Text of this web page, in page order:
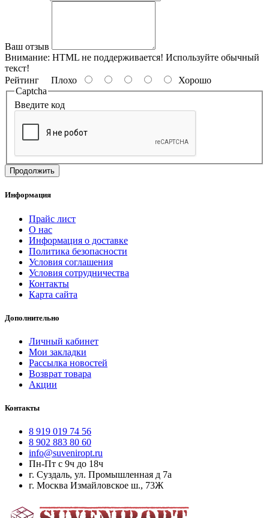
Ваш отзыв
Внимание: HTML не поддерживается! Используйте обычный
текст!
Рейтинг Плохо
Хорошо
Captcha
Введите код
Продолжить
Информация
Прайс лист
О нас
Информация о доставке
Политика безопасности
Условия соглашения
Условия сотрудничества
Контакты
Карта сайта
Дополнительно
Личный кабинет
Мои закладки
Рассылка новостей
Возврат товара
Акции
Контакты
8 919 019 74 56
8 902 883 80 60
info@suveniropt.ru
Пн-Пт с 9ч до 18ч
г. Суздаль, ул. Промышленная д 7а
г. Москва Измайловское ш., 73Ж